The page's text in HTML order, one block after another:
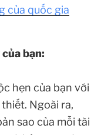
của quốc gia
bạn:
hẹn của bạn với
Ngoài ra,
sao của mỗi tài